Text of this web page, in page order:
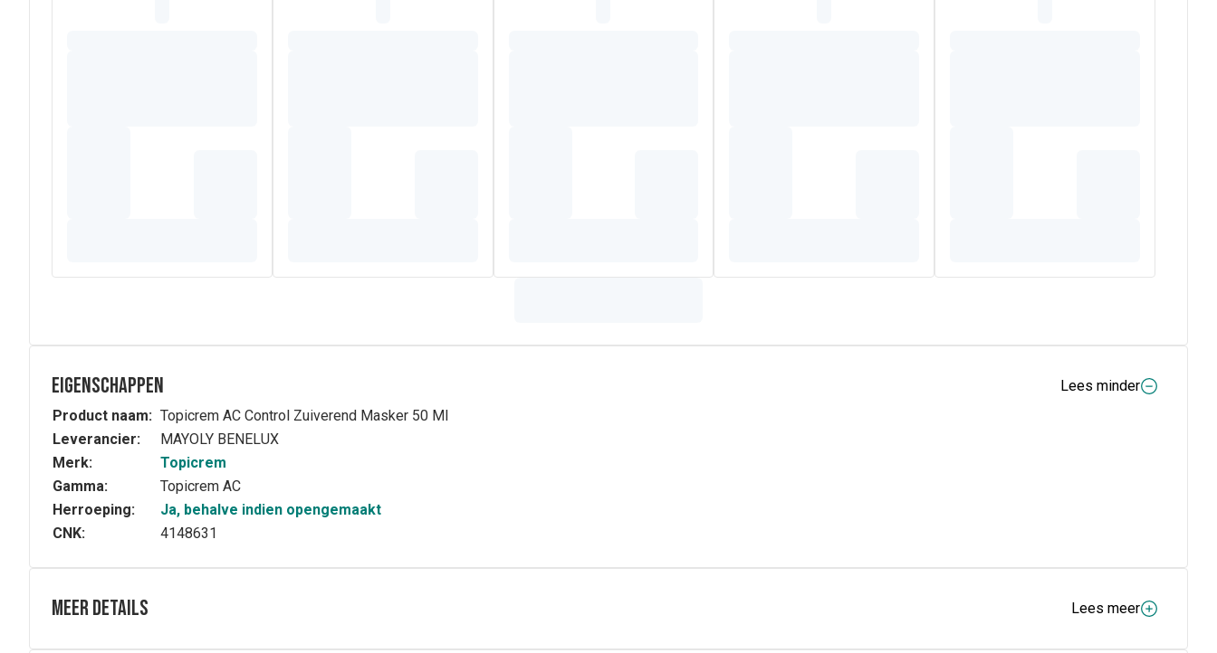
Eigenschappen
Lees minder
Product naam: Topicrem AC Control Zuiverend Masker 50 Ml
Leverancier:
MAYOLY BENELUX
Merk:
Topicrem
Gamma:
Topicrem AC
Herroeping:
Ja, behalve indien opengemaakt
CNK:
4148631
Meer details
Lees meer